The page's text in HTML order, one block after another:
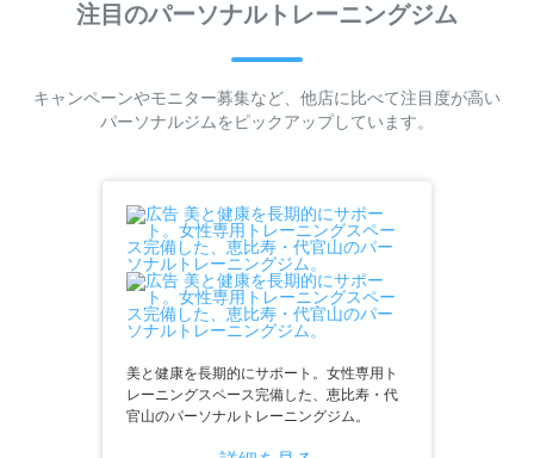
注目のパーソナルトレーニングジム
キャンペーンやモニター募集など、他店に比べて注目度が高い
パーソナルジムをピックアップしています。
美と健康を長期的にサポート。女性専用ト
レーニングスペース完備した、恵比寿・代
官山のパーソナルトレーニングジム。